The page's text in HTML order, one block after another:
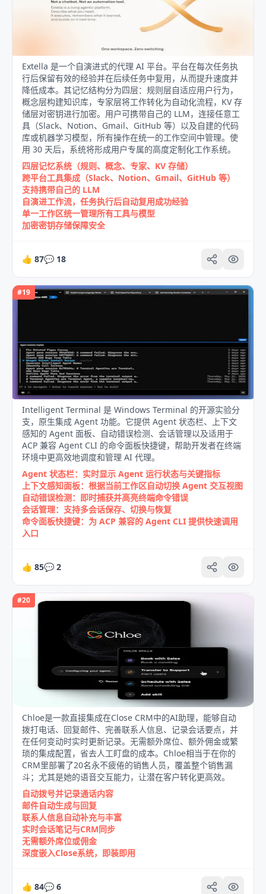
Extella 是一个自演进式的代理 AI 平台。平台在每次任务执
行后保留有效的经验并在后续任务中复用，从而提升速度并
降低成本。其记忆结构分为四层：规则层自适应用户行为，
概念层构建知识库，专家层将工作转化为自动化流程，KV 存
储层对密钥进行加密。用户可携带自己的 LLM，连接任意工
具（Slack、Notion、Gmail、GitHub 等）以及自建的代码
库或机器学习模型，所有操作在统一的工作空间中管理。使
用 30 天后，系统将形成用户专属的高度定制化工作系统。
四层记忆系统（规则、概念、专家、KV 存储）
跨平台工具集成（Slack、Notion、Gmail、GitHub 等）
支持携带自己的 LLM
自演进工作流，任务执行后自动复用成功经验
单一工作区统一管理所有工具与模型
加密密钥存储保障安全
👍 87💬 18
#19
Intelligent Terminal 是 Windows Terminal 的开源实验分
支，原生集成 Agent 功能。它提供 Agent 状态栏、上下文
感知的 Agent 面板、自动错误检测、会话管理以及适用于
ACP 兼容 Agent CLI 的命令面板快捷键，帮助开发者在终端
环境中更高效地调度和管理 AI 代理。
Agent 状态栏：实时显示 Agent 运行状态与关键指标
上下文感知面板：根据当前工作区自动切换 Agent 交互视图
自动错误检测：即时捕获并高亮终端命令错误
会话管理：支持多会话保存、切换与恢复
命令面板快捷键：为 ACP 兼容的 Agent CLI 提供快速调用
入口
👍 85💬 2
#20
Chloe是一款直接集成在Close CRM中的AI助理，能够自动
拨打电话、回复邮件、完善联系人信息、记录会话要点，并
在任何变动时实时更新记录。无需额外席位、额外佣金或繁
琐的集成配置，省去人工盯盘的成本。Chloe相当于在你的
CRM里部署了20名永不疲倦的销售人员，覆盖整个销售漏
斗；尤其是她的语音交互能力，让潜在客户转化更高效。
自动拨号并记录通话内容
邮件自动生成与回复
联系人信息自动补充与丰富
实时会话笔记与CRM同步
无需额外席位或佣金
深度嵌入Close系统，即装即用
👍 84💬 6